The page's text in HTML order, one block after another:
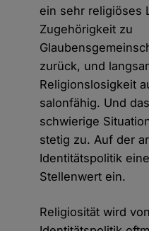
ein sehr religiöses
Zugehörigkeit zu
zurück, und
Religionslosigkeit
salonfähig. Und
schwierige
stetig zu. Auf der
Identitätspolitik
Stellenwert ein.
Religiosität wird